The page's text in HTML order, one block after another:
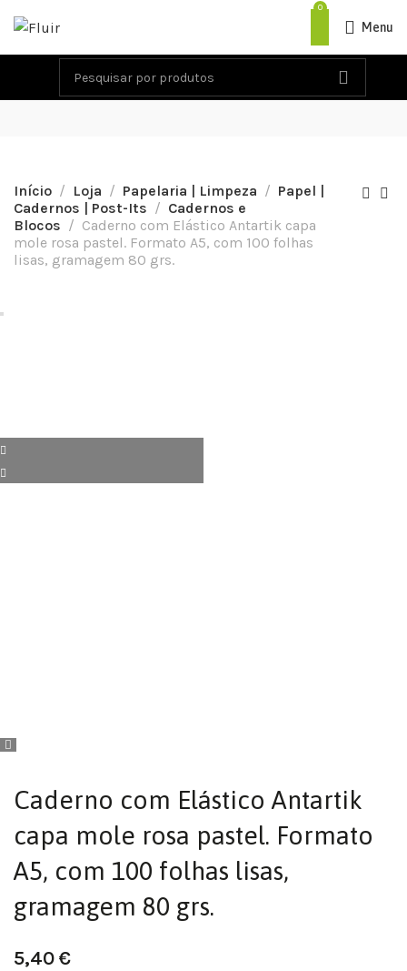
0
Menu
Início Loja Papelaria | Limpeza
Papel |
Cadernos | Post-Its
Cadernos e
Blocos
Caderno com Elástico Antartik capa
mole rosa pastel. Formato A5, com 100 folhas
lisas, gramagem 80 grs.
Caderno com Elástico Antartik
capa mole rosa pastel. Formato
A5, com 100 folhas lisas,
gramagem 80 grs.
5,40€